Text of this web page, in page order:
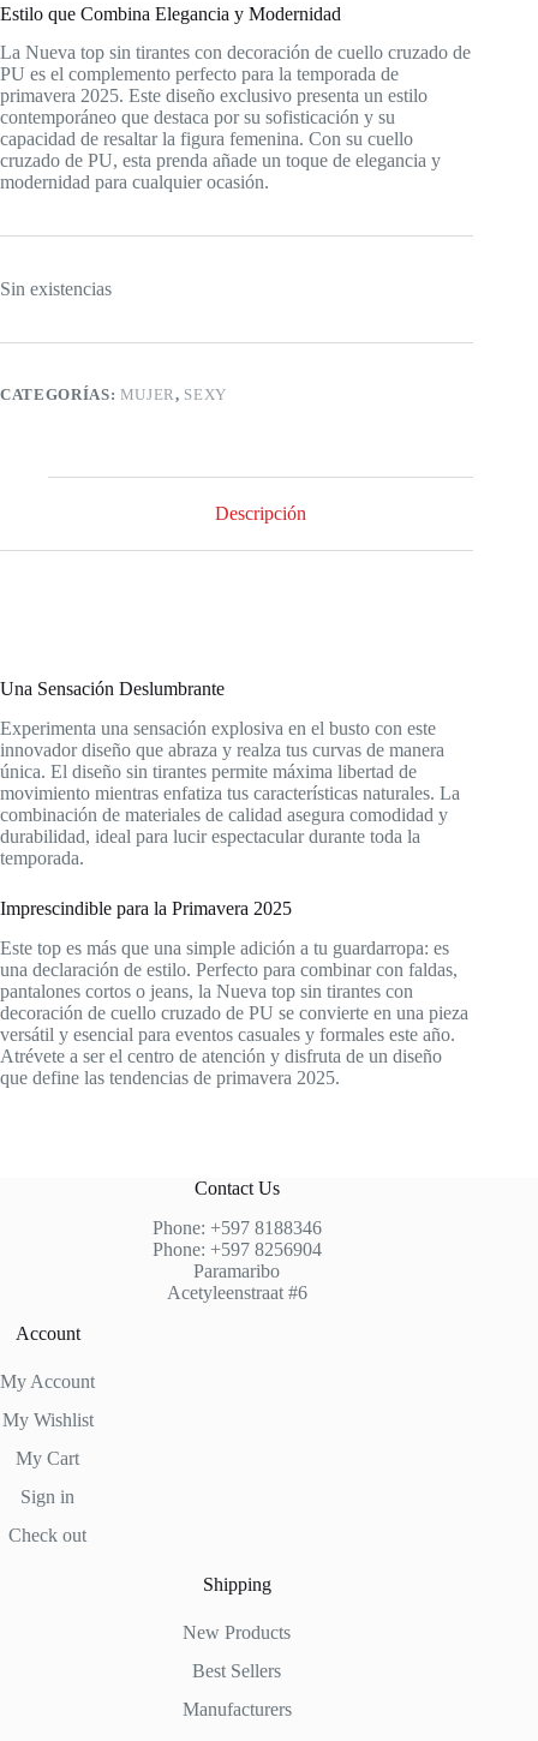
Estilo que Combina Elegancia y Modernidad
La Nueva top sin tirantes con decoración de cuello cruzado de
PU es el complemento perfecto para la temporada de
primavera 2025. Este diseño exclusivo presenta un estilo
contemporáneo que destaca por su sofisticación y su
capacidad de resaltar la figura femenina. Con su cuello
cruzado de PU, esta prenda añade un toque de elegancia y
modernidad para cualquier ocasión.
Sin existencias
CATEGORÍAS: MUJER, SEXY
Descripción
Una Sensación Deslumbrante
Experimenta una sensación explosiva en el busto con este
innovador diseño que abraza y realza tus curvas de manera
única. El diseño sin tirantes permite máxima libertad de
movimiento mientras enfatiza tus características naturales. La
combinación de materiales de calidad asegura comodidad y
durabilidad, ideal para lucir espectacular durante toda la
temporada.
Imprescindible para la Primavera 2025
Este top es más que una simple adición a tu guardarropa: es
una declaración de estilo. Perfecto para combinar con faldas,
pantalones cortos o jeans, la Nueva top sin tirantes con
decoración de cuello cruzado de PU se convierte en una pieza
versátil y esencial para eventos casuales y formales este año.
Atrévete a ser el centro de atención y disfruta de un diseño
que define las tendencias de primavera 2025.
Contact Us
Phone: +597 8188346
Phone: +597 8256904
Paramaribo
Acetyleenstraat #6
Account
My Account
My Wishlist
My Cart
Sign in
Check out
Shipping
New Products
Best Sellers
Manufacturers